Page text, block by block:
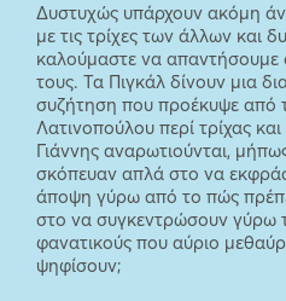
Δυστυχώς υπάρχουν ακόμη
με τις τρίχες των άλλων και
καλούμαστε να απαντήσουμε
τους. Τα Πιγκάλ δίνουν μια
συζήτηση που προέκυψε από
Λατινοπούλου περί τρίχας
Γιάννης αναρωτιούνται,
σκόπευαν απλά στο να
άποψη γύρω από το πώς
στο να συγκεντρώσουν γύρω
φανατικούς που αύριο
ψηφίσουν;